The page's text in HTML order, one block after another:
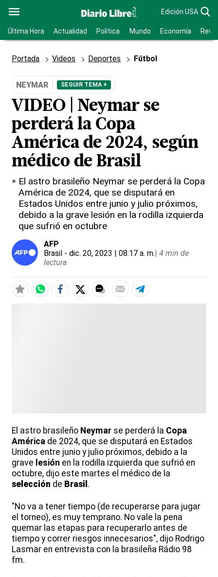
Edición USA
Última Hora Actualidad Política Mundo Economía
Portada Videos Deportes Fútbol
NEYMAR SEGUIR TEMA +
VIDEO | Neymar se
perderá la Copa
América de 2024, según
médico de Brasil
El astro brasileño Neymar se perderá la Copa
América de 2024, que se disputará en
Estados Unidos entre junio y julio próximos,
debido a la grave lesión en la rodilla izquierda
que sufrió en octubre
AFP
Brasil - dic. 20, 2023 | 08:17 a. m.| 4 min de
lectura
El astro brasileño Neymar se perderá la Copa
América de 2024, que se disputará en Estados
Unidos entre junio y julio próximos, debido a la
grave lesión en la rodilla izquierda que sufrió en
octubre, dijo este martes el médico de la
selección de Brasil .
"No va a tener tiempo (de recuperarse para jugar
el torneo), es muy temprano. No vale la pena
quemar las etapas para recuperarlo antes de
tiempo y correr riesgos innecesarios", dijo Rodrigo
Lasmar en entrevista con la brasileña Rádio 98
fm.